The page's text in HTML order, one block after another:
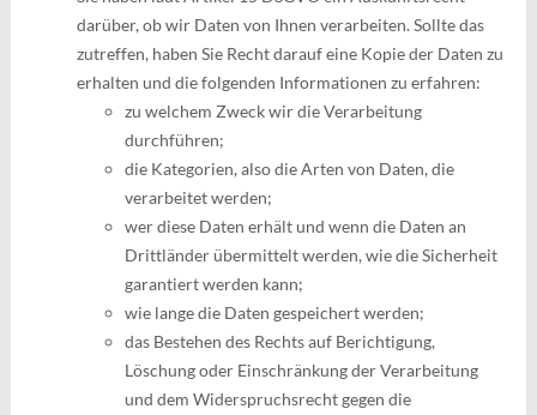
darüber, ob wir Daten von Ihnen verarbeiten. Sollte das
zutreffen, haben Sie Recht darauf eine Kopie der Daten zu
erhalten und die folgenden Informationen zu erfahren:
zu welchem Zweck wir die Verarbeitung
durchführen;
die Kategorien, also die Arten von Daten, die
verarbeitet werden;
wer diese Daten erhält und wenn die Daten an
Drittländer übermittelt werden, wie die Sicherheit
garantiert werden kann;
wie lange die Daten gespeichert werden;
das Bestehen des Rechts auf Berichtigung,
Löschung oder Einschränkung der Verarbeitung
und dem Widerspruchsrecht gegen die